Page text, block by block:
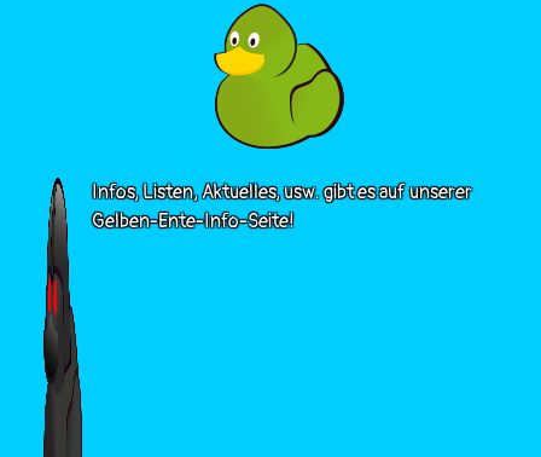
Infos, Listen, Aktuelles, usw. gibt es auf unserer
Gelben-Ente-Info-Seite!